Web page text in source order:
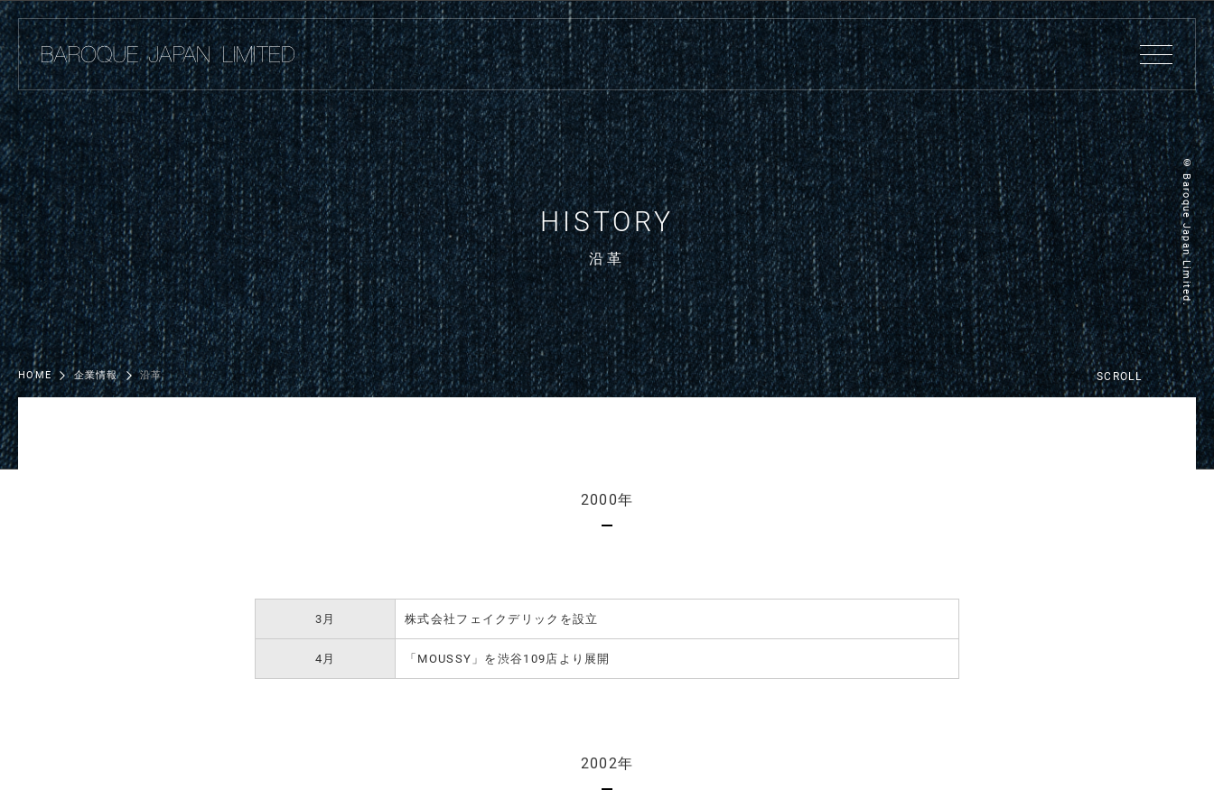
HISTORY
沿革 © Baroque Japan Limited.
HOME 企業情報 沿革 SCROLL
2000年
3月 株式会社フェイクデリックを設立
4月 「MOUSSY」を渋谷109店より展開
2002年